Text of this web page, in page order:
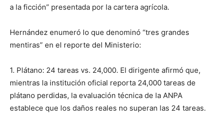
a la ficción” presentada por la cartera agrícola.
Hernández enumeró lo que denominó “tres grandes
mentiras” en el reporte del Ministerio:
1. Plátano: 24 tareas vs. 24,000. El dirigente afirmó que,
mientras la institución oficial reporta 24,000 tareas de
plátano perdidas, la evaluación técnica de la ANPA
establece que los daños reales no superan las 24 tareas.